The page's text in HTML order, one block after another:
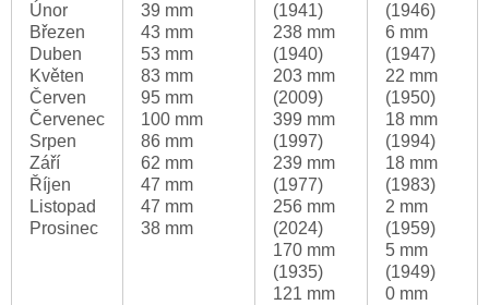
Únor
Březen
Duben
Květen
Červen
Červenec
Srpen
Září
Říjen
Listopad
Prosinec
39 mm
43 mm
53 mm
83 mm
95 mm
100 mm
86 mm
62 mm
47 mm
47 mm
38 mm
(1941)
238 mm
(1940)
203 mm
(2009)
399 mm
(1997)
239 mm
(1977)
256 mm
(2024)
170 mm
(1935)
121 mm
(1946)
6 mm
(1947)
22 mm
(1950)
18 mm
(1994)
18 mm
(1983)
2 mm
(1959)
5 mm
(1949)
0 mm